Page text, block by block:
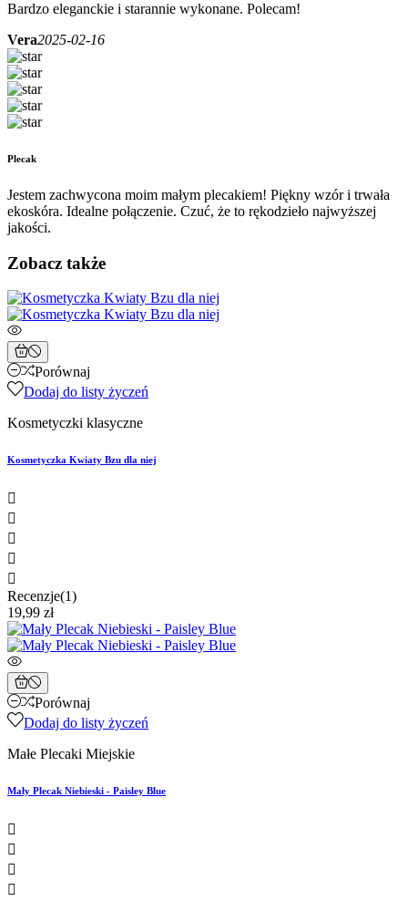
Bardzo eleganckie i starannie wykonane. Polecam!
Vera2025-02-16
Plecak
Jestem zachwycona moim małym plecakiem! Piękny wzór i trwała
ekoskóra. Idealne połączenie. Czuć, że to rękodzieło najwyższej
jakości.
Zobacz także
Porównaj
Dodaj do listy życzeń
Kosmetyczki klasyczne
Kosmetyczka Kwiaty Bzu dla niej





Recenzje(1)
19,99 zł
Porównaj
Dodaj do listy życzeń
Małe Plecaki Miejskie
Mały Plecak Niebieski - Paisley Blue



